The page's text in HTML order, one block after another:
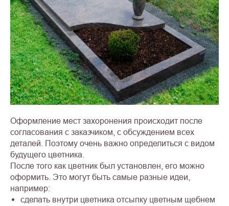
Оформление мест захоронения происходит после
согласования с заказчиком, с обсуждением всех
деталей. Поэтому очень важно определиться с видом
будущего цветника.
После того как цветник был установлен, его можно
оформить. Это могут быть самые разные идеи,
например:
сделать внутри цветника отсыпку цветным щебнем